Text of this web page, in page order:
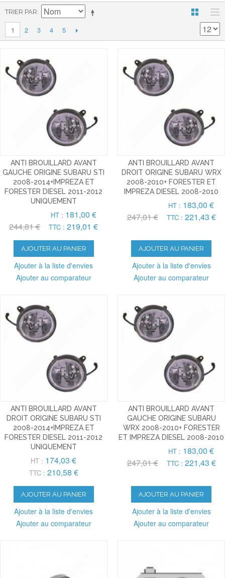
TRIER PAR
1 2 3 4 5
ANTI BROUILLARD AVANT
GAUCHE ORIGINE SUBARU STI
2008-2014+IMPREZA ET
FORESTER DIESEL 2011-2012
UNIQUEMENT
244,81 €
HT : 181,00 €
TTC : 219,01 €
AJOUTER AU PANIER
Ajouter à la liste d'envies
Ajouter au comparateur
ANTI BROUILLARD AVANT
DROIT ORIGINE SUBARU WRX
2008-2010+ FORESTER ET
IMPREZA DIESEL 2008-2010
247,01 €
HT : 183,00 €
TTC : 221,43 €
AJOUTER AU PANIER
Ajouter à la liste d'envies
Ajouter au comparateur
ANTI BROUILLARD AVANT
DROIT ORIGINE SUBARU STI
2008-2014+IMPREZA ET
FORESTER DIESEL 2011-2012
UNIQUEMENT
HT : 174,03 €
TTC : 210,58 €
AJOUTER AU PANIER
Ajouter à la liste d'envies
Ajouter au comparateur
ANTI BROUILLARD AVANT
GAUCHE ORIGINE SUBARU
WRX 2008-2010+ FORESTER
ET IMPREZA DIESEL 2008-2010
247,01 €
HT : 183,00 €
TTC : 221,43 €
AJOUTER AU PANIER
Ajouter à la liste d'envies
Ajouter au comparateur